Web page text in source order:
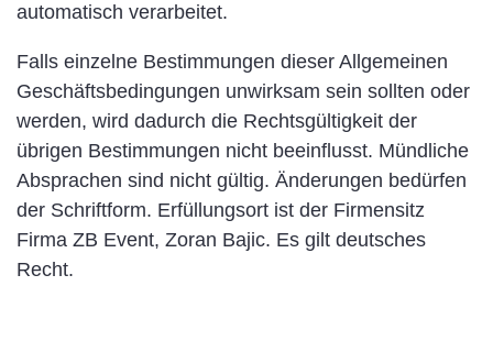
automatisch verarbeitet.
Falls einzelne Bestimmungen dieser Allgemeinen
Geschäftsbedingungen unwirksam sein sollten oder
werden, wird dadurch die Rechtsgültigkeit der
übrigen Bestimmungen nicht beeinflusst. Mündliche
Absprachen sind nicht gültig. Änderungen bedürfen
der Schriftform. Erfüllungsort ist der Firmensitz
Firma ZB Event, Zoran Bajic. Es gilt deutsches
Recht.